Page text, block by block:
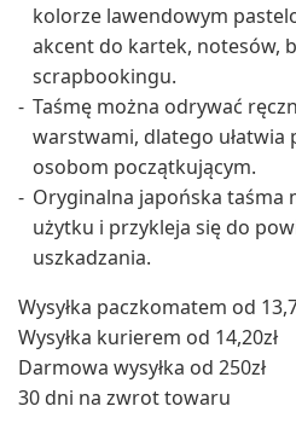
kolorze lawendowym
akcent do kartek, notesów,
scrapbookingu.
Taśmę można odrywać
warstwami, dlatego ułatwia
osobom początkującym.
Oryginalna japońska
użytku i przykleja się do
uszkadzania.
Wysyłka paczkomatem od
Wysyłka kurierem od 14,20zł
Darmowa wysyłka od 250zł
30 dni na zwrot towaru